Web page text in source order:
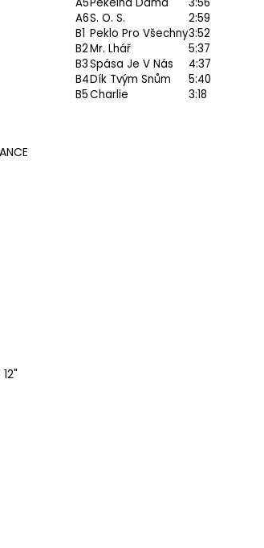
A6S. O. S.
2:59
B1 Peklo Pro Všechny3:52
B2Mr. Lhář
5:37
B3Spása Je V Nás
4:37
B4Dík Tvým Snům
5:40
B5Charlie 3:18